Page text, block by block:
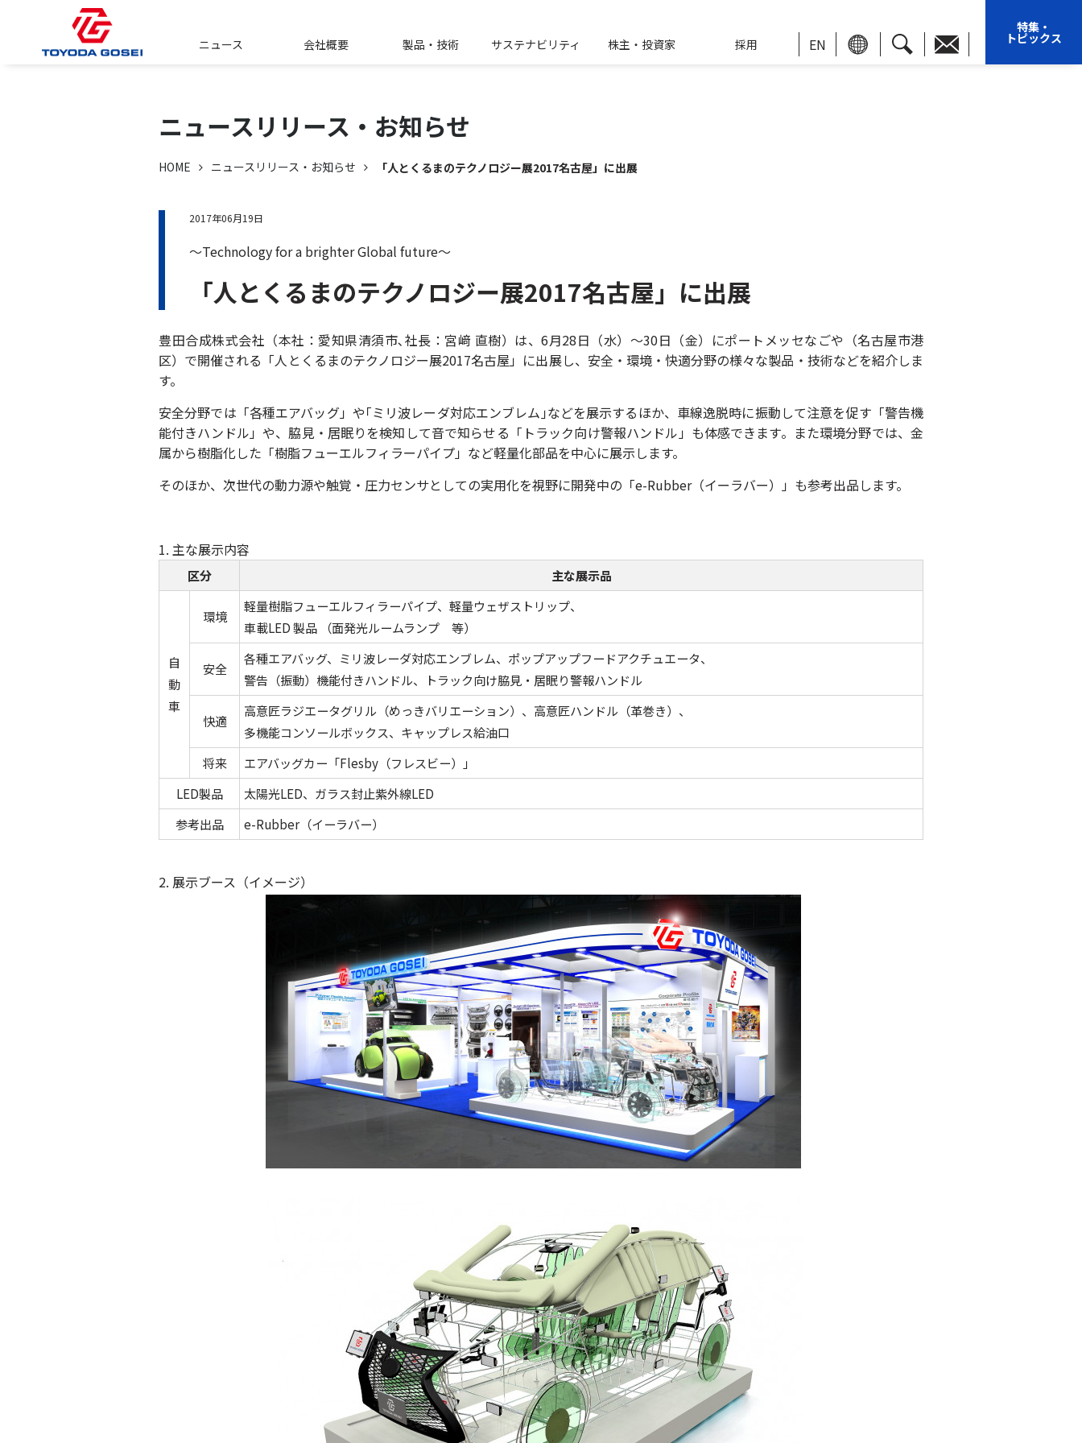
ニュース 会社概要 製品・技術 サステナビリティ 株主・投資家 採用 EN
特集・
トピックス
ニュースリリース・ お知らせ
HOME ニュースリリース・お知らせ 「人とくるまのテクノロジー展2017名古屋」に出展
2017年06月19日
～Technology for a brighter Global future～
「人とくるまのテクノロジー展2017名古屋」に出展
豊田合成株式会社（本社：愛知県清須市､社長：宮﨑 直樹）は、6月28日（水）～30日（金）にポートメッセなごや（名古屋市港
区）で開催される「人とくるまのテクノロジー展2017名古屋」に出展し、安全・環境・快適分野の様々な製品・技術などを紹介しま
す。
安全分野では「各種エアバッグ」や｢ミリ波レーダ対応エンブレム｣などを展示するほか、車線逸脱時に振動して注意を促す「警告機
能付きハンドル」や、脇見・居眠りを検知して音で知らせる「トラック向け警報ハンドル」も体感できます。また環境分野では、金
属から樹脂化した「樹脂フューエルフィラーパイプ」など軽量化部品を中心に展示します。
そのほか、次世代の動力源や触覚・圧力センサとしての実用化を視野に開発中の「e-Rubber（イーラバー）」も参考出品します。
1. 主な展示内容
区分 主な展示品
自
動
車
環境
軽量樹脂フューエルフィラーパイプ、軽量ウェザストリップ、
車載LED 製品 （面発光ルームランプ 等）
安全
各種エアバッグ、ミリ波レーダ対応エンブレム、ポップアップフードアクチュエータ、
警告（振動）機能付きハンドル、トラック向け脇見・居眠り警報ハンドル
快適
高意匠ラジエータグリル（めっきバリエーション）、高意匠ハンドル（革巻き）、
多機能コンソールボックス、キャップレス給油口
将来
エアバッグカー「Flesby（フレスビー）」
LED製品
太陽光LED、ガラス封止紫外線LED
参考出品
e-Rubber（イーラバー）
2. 展示ブース（イメージ）